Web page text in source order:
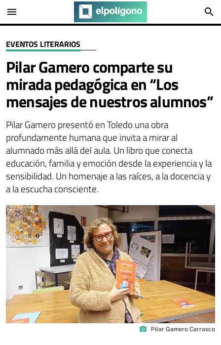
menu search
EVENTOS LITERARIOS
Pilar Gamero comparte su
mirada pedagógica en “Los
mensajes de nuestros alumnos”
Pilar Gamero presentó en Toledo una obra
profundamente humana que invita a mirar al
alumnado más allá del aula. Un libro que conecta
educación, familia y emoción desde la experiencia y la
sensibilidad. Un homenaje a las raíces, a la docencia y
a la escucha consciente.
photo_camera Pilar Gamero Carrasco